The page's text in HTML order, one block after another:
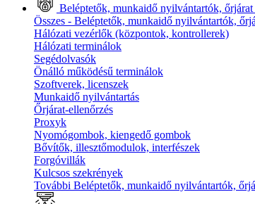
Beléptetők, munkaidő nyilvántartók,
Összes - Beléptetők, munkaidő nyilvántartók,
Hálózati vezérlők (központok, kontrollerek)
Hálózati terminálok
Segédolvasók
Önálló működésű terminálok
Szoftverek, licenszek
Munkaidő nyilvántartás
Őrjárat-ellenőrzés
Proxyk
Nyomógombok, kiengedő gombok
Bővítők, illesztőmodulok, interfészek
Forgóvillák
Kulcsos szekrények
További Beléptetők, munkaidő nyilvántartók,